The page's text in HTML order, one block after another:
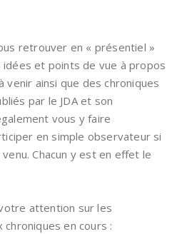
retrouver en « présentiel »
et points de vue à propos
venir ainsi que des chroniques
par le JDA et son
vous y faire
en simple observateur si
Chacun y est en effet le
attention sur les
en cours :